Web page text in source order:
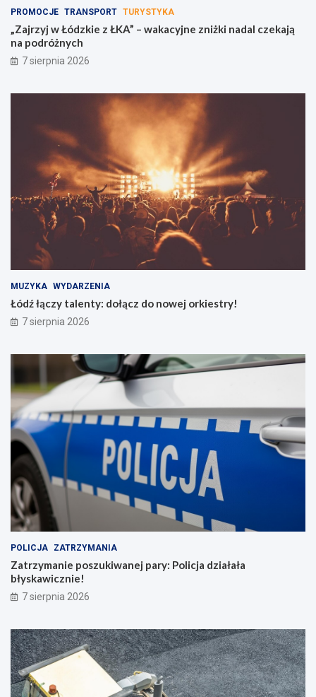
PROMOCJE TRANSPORT TURYSTYKA
„Zajrzyj w Łódzkie z ŁKA” – wakacyjne zniżki nadal czekają
na podróżnych
7 sierpnia 2026
MUZYKA WYDARZENIA
Łódź łączy talenty: dołącz do nowej orkiestry!
7 sierpnia 2026
POLICJA ZATRZYMANIA
Zatrzymanie poszukiwanej pary: Policja działała
błyskawicznie!
7 sierpnia 2026